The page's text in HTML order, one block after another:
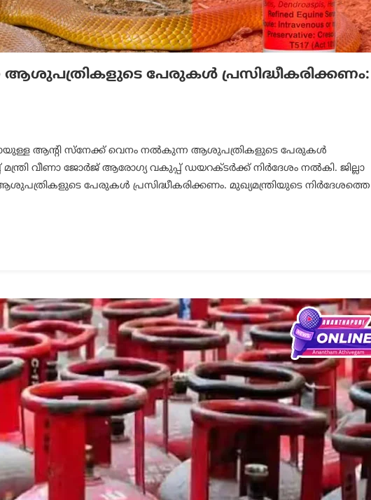
പേരുകള്‍ പ്രസിദ്ധീകരിക്കണം:
ആന്റി സ്‌നേക്ക് വെനം നല്‍കുന്ന ആശുപത്രികളുടെ പേരുകള്‍
വീണാ ജോര്‍ജ് ആരോഗ്യ വകുപ്പ് ഡയറക്ടര്‍ക്ക് നിര്‍ദേശം നല്‍കി. ജില്ലാ
പേരുകള്‍ പ്രസിദ്ധീകരിക്കണം. മുഖ്യമന്ത്രിയുടെ നിര്‍ദേശത്തെ